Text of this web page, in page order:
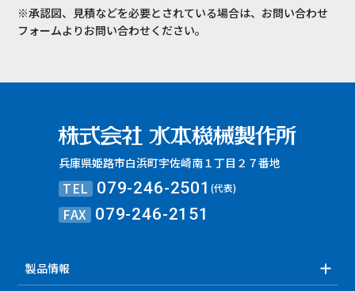
※承認図、見積などを必要とされている場合は、お問い合わせ
フォームよりお問い合わせください。
兵庫県姫路市白浜町宇佐崎南１丁目２７番地
TEL 079-246-2501(代表)
FAX 079-246-2151
製品情報